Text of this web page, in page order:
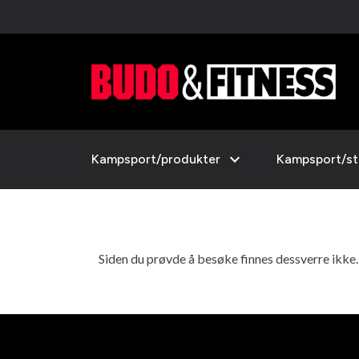
Kampsport/produkter expand_more Kampsport/
Siden du prøvde å besøke finnes dessverre